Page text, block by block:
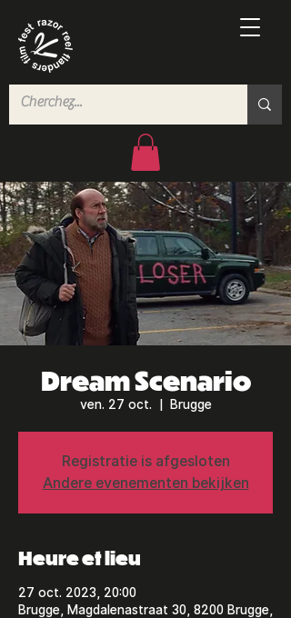
Dream Scenario
ven. 27 oct. Brugge
Registratie is afgesloten
Andere evenementen bekijken
Heure et lieu
27 oct. 2023, 20:00
Brugge, Magdalenastraat 30, 8200 Brugge,